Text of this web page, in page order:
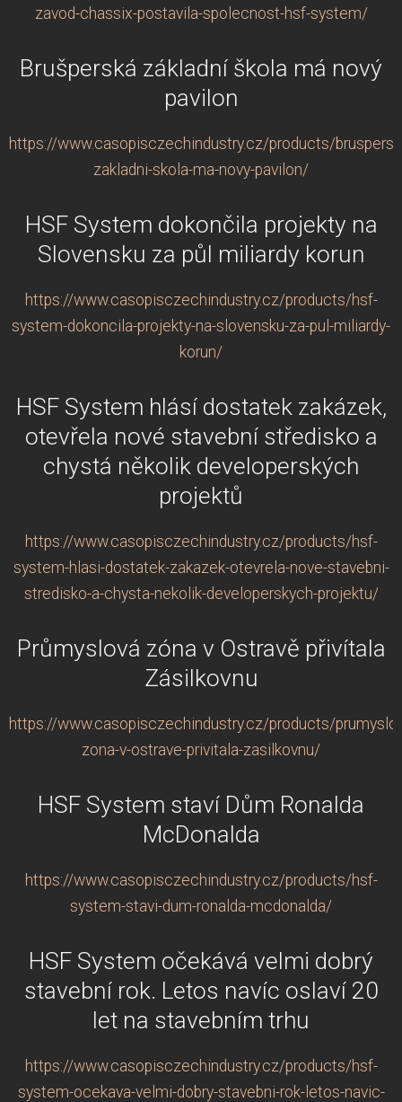
zavod-chassix-postavila-spolecnost-hsf-system/
Brušperská základní škola má nový
pavilon
https://www.casopisczechindustry.cz/products/
zakladni-skola-ma-novy-pavilon/
HSF System dokončila projekty na
Slovensku za půl miliardy korun
https://www.casopisczechindustry.cz/products/hsf-
system-dokoncila-projekty-na-slovensku-za-pul-miliardy-
korun/
HSF System hlásí dostatek zakázek,
otevřela nové stavební středisko a
chystá několik developerských
projektů
https://www.casopisczechindustry.cz/products/hsf-
system-hlasi-dostatek-zakazek-otevrela-nove-stavebni-
stredisko-a-chysta-nekolik-developerskych-projektu/
Průmyslová zóna v Ostravě přivítala
Zásilkovnu
https://www.casopisczechindustry.cz/products/
zona-v-ostrave-privitala-zasilkovnu/
HSF System staví Dům Ronalda
McDonalda
https://www.casopisczechindustry.cz/products/hsf-
system-stavi-dum-ronalda-mcdonalda/
HSF System očekává velmi dobrý
stavební rok. Letos navíc oslaví 20
let na stavebním trhu
https://www.casopisczechindustry.cz/products/hsf-
system-ocekava-velmi-dobry-stavebni-rok-letos-navic-